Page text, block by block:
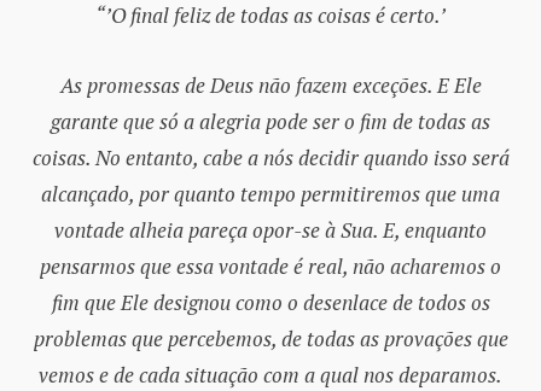
“’O final feliz de todas as coisas é certo.’
As promessas de Deus não fazem exceções. E Ele
garante que só a alegria pode ser o fim de todas as
coisas. No entanto, cabe a nós decidir quando isso será
alcançado, por quanto tempo permitiremos que uma
vontade alheia pareça opor-se à Sua. E, enquanto
pensarmos que essa vontade é real, não acharemos o
fim que Ele designou como o desenlace de todos os
problemas que percebemos, de todas as provações que
vemos e de cada situação com a qual nos deparamos.